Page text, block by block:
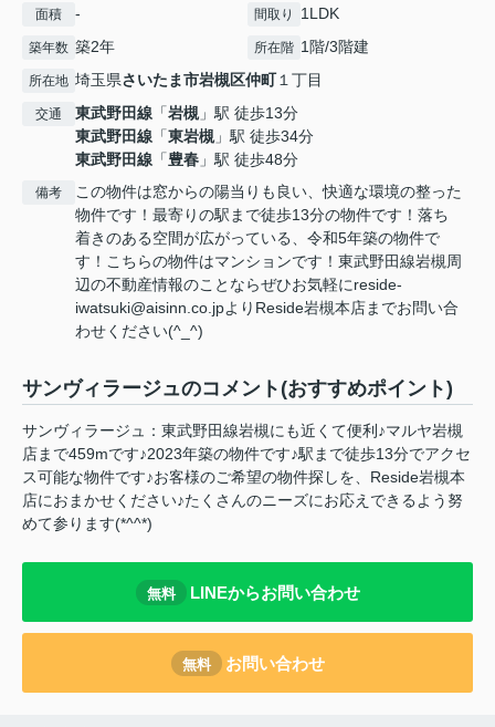
面積 - 間取り 1LDK
築年数 築2年 所在階 1階/3階建
所在地 埼玉県さいたま市岩槻区仲町１丁目
交通 東武野田線 「岩槻 」駅 徒歩13分
東武野田線 「東岩槻 」駅 徒歩34分
東武野田線 「豊春 」駅 徒歩48分
備考
この物件は窓からの陽当りも良い、快適な環境の整った
物件です！最寄りの駅まで徒歩13分の物件です！落ち
着きのある空間が広がっている、令和5年築の物件で
す！こちらの物件はマンションです！東武野田線岩槻周
辺の不動産情報のことならぜひお気軽にreside-
iwatsuki@aisinn.co.jpよりReside岩槻本店までお問い合
わせください(^_^)
サンヴィラージュのコメント(おすすめポイント)
サンヴィラージュ：東武野田線岩槻にも近くて便利♪マルヤ岩槻
店まで459mです♪2023年築の物件です♪駅まで徒歩13分でアクセ
ス可能な物件です♪お客様のご希望の物件探しを、Reside岩槻本
店におまかせください♪たくさんのニーズにお応えできるよう努
めて参ります(*^^*)
無料 LINEからお問い合わせ
無料 お問い合わせ